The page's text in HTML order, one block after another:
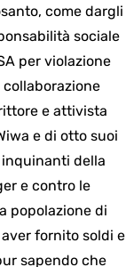
come dargli
sociale
per violazione
e attivista
e di otto suoi
della
e contro le
popolazione di
fornito soldi e
sapendo che